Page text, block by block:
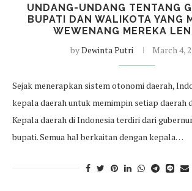
UNDANG-UNDANG TENTANG
BUPATI DAN WALIKOTA YANG
WEWENANG MEREKA
byDewinta Putri March 4,
Sejak menerapkan sistem otonomi daerah,
kepala daerah untuk memimpin setiap daerah
Kepala daerah di Indonesia terdiri dari
bupati. Semua hal berkaitan dengan kepala…